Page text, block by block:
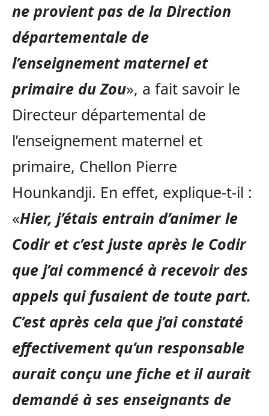
ne provient pas de la Direction
départementale de
l’enseignement maternel et
primaire du Zou», a fait savoir le
Directeur départemental de
l’enseignement maternel et
primaire, Chellon Pierre
Hounkandji. En effet, explique-t-il :
«Hier, j’étais entrain d’animer le
Codir et c’est juste après le Codir
que j’ai commencé à recevoir des
appels qui fusaient de toute part.
C’est après cela que j’ai constaté
effectivement qu’un responsable
aurait conçu une fiche et il aurait
demandé à ses enseignants de